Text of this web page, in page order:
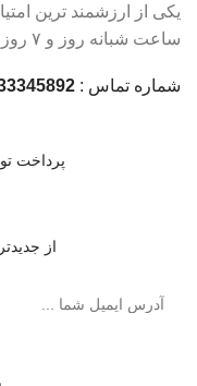
ساعت شبانه روز و ۷ روز هفته می باشد.
شماره تماس : 061
پرداخت
از